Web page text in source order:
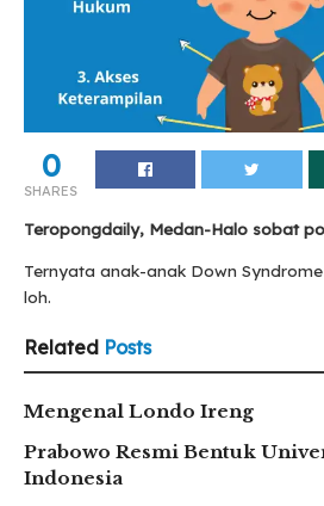
0
SHARES
Teropongdaily, Medan-Halo sobat
Ternyata anak-anak Down
loh.
Related Posts
Mengenal Londo Ireng
Prabowo Resmi Bentuk
Indonesia